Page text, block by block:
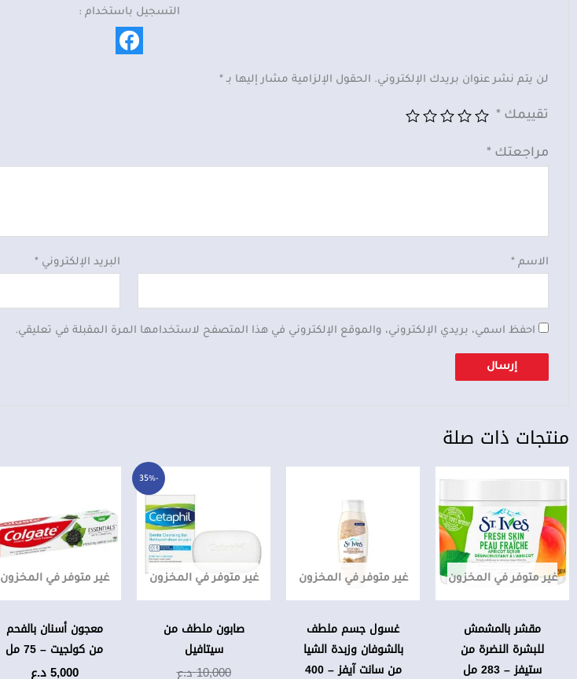
التسجيل باستخدام :
لن يتم نشر عنوان بريدك الإلكتروني. الحقول الإلزامية مشار إليها بـ*
تقييمك*
مراجعتك*
الاسم* البريد الإلكتروني *
احفظ اسمي، بريدي الإلكتروني، والموقع الإلكتروني في هذا المتصفح لاستخدامها المرة المقبلة في تعليقي.
منتجات ذات صلة
غير متوفر في المخزون
مقشر بالمشمش
للبشرة النضرة من
ستيفز – 283 مل
غير متوفر في المخزون
غسول جسم ملطف
بالشوفان وزبدة الشيا
من سانت آيفز – 400
-35%
غير متوفر في المخزون
صابون ملطف من
سيتافيل
10,000د.ع
السعر
الأصلي
هو:
10,000 د.ع.
السعر
الحالي
هو:
6,500 د.ع.
غير متوفر في المخزون
معجون أسنان بالفحم
من كولجيت – 75 مل
5,000د.ع